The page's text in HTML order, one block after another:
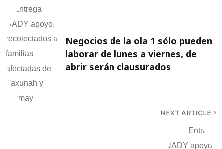
Negocios de la ola 1 sólo pueden
laborar de lunes a viernes, de
abrir serán clausurados
NEXT ARTICLE